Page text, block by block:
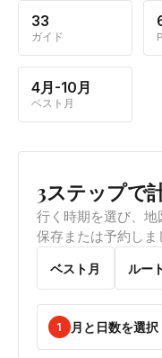
33
ガイド
4月-10月
ベスト月
3ステップで
行く時期を選び、
保存または予約しま
ベスト月 ルー
1 月と日数を選択